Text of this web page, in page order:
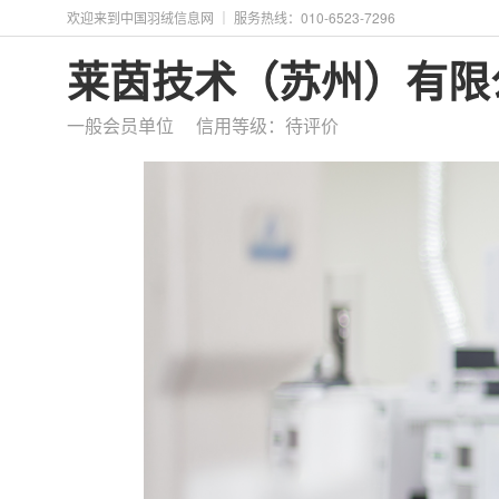
欢迎来到中国羽绒信息网 ｜ 服务热线：010-6523-7296
莱茵技术（苏州）有
一般会员单位 信用等级：待评价